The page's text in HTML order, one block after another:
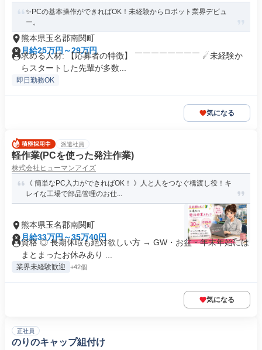
✨PCの基本操作ができればOK！未経験からロボット業界デビュ
ー。
熊本県玉名郡南関町
月給25万円～29万円
求める人材: 【応募者の特徴】 ￣￣￣￣￣￣￣￣ ☄未経験か
らスタートした先輩が多数...
即日勤務OK
気になる
派遣社員
軽作業(PCを使った発注作業)
株式会社ヒューマンアイズ
《 簡単なPC入力ができればOK！ 》人と人をつなぐ橋渡し役！キ
レイな工場で部品管理のお仕...
熊本県玉名郡南関町
月給33万円～35万40円
資格 ◎ 長期休暇も絶対欲しい方 → GW・お盆・年末年始には
まとまったお休みあり ...
業界未経験歓迎 +42個
気になる
正社員
のりのキャップ組付け